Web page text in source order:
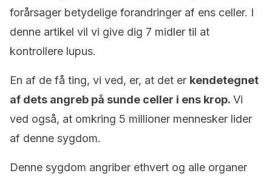
forårsager betydelige forandringer af ens celler. I
denne artikel vil vi give dig 7 midler til at
kontrollere lupus.
En af de få ting, vi ved, er, at det er kendetegnet
af dets angreb på sunde celler i ens krop. Vi
ved også, at omkring 5 millioner mennesker lider
af denne sygdom.
Denne sygdom angriber ethvert og alle organer